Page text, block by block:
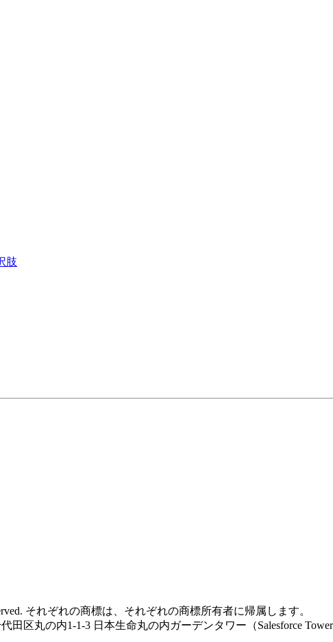
除リンクから、プロスペクトがすべてのメールコミュニケーシ
タンのデフォルトのテキストは、「Re-subscribe」となってい
を編集します。
タグ内に貼り付けます。
3.5.1.min.js"></script><script type="text/javascript">
するテキストに置き換えます。
のテキスト
信ボタンのテキスト、メールのラベル、メールのエラー、オプ
リファレンスページを編集します。
| [プリファレンスページ] に移動
| [プリファレンスページ] に移動
展開して項目を編集します。
肢
それぞれの商標は、それぞれの商標所有者に帰属します。
区丸の内1-1-3 日本生命丸の内ガーデンタワー（Salesforce